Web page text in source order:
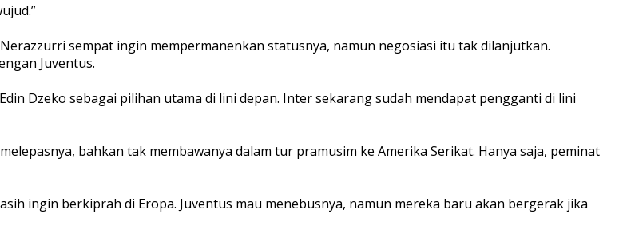
sempat ingin mempermanenkan statusnya, namun negosiasi itu tak dilanjutkan.
Juventus.
Dzeko sebagai pilihan utama di lini depan. Inter sekarang sudah mendapat pengganti di lini
bahkan tak membawanya dalam tur pramusim ke Amerika Serikat. Hanya saja, peminat
ingin berkiprah di Eropa. Juventus mau menebusnya, namun mereka baru akan bergerak jika